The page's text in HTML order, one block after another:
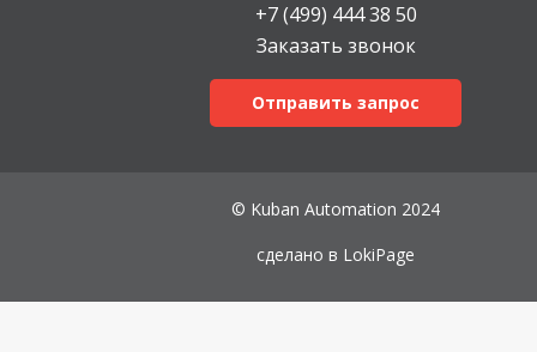
+7 (499) 444 38 50
Заказать звонок
Отправить запрос
© Kuban Automation 2024
сделано в LokiPage